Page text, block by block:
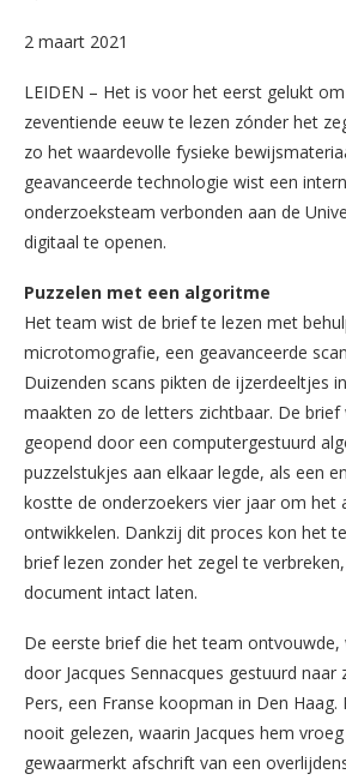
2 maart 2021
LEIDEN – Het is voor het eerst gelukt
zeventiende eeuw te lezen zónder het
zo het waardevolle fysieke
geavanceerde technologie wist een
onderzoeksteam verbonden aan de
digitaal te openen.
Puzzelen met een algoritme
Het team wist de brief te lezen met
microtomografie, een geavanceerde
Duizenden scans pikten de ijzerdeeltjes
maakten zo de letters zichtbaar. De brief
geopend door een computergestuurd
puzzelstukjes aan elkaar legde, als een
kostte de onderzoekers vier jaar om het
ontwikkelen. Dankzij dit proces kon het
brief lezen zonder het zegel te
document intact laten.
De eerste brief die het team ontvouwde,
door Jacques Sennacques gestuurd naar
Pers, een Franse koopman in Den
nooit gelezen, waarin Jacques hem
gewaarmerkt afschrift van een